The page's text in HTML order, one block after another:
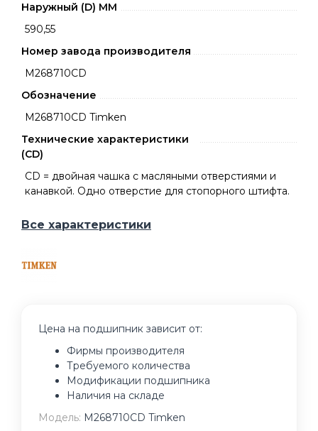
Наружный (D) ММ
590,55
Номер завода производителя
M268710CD
Обозначение
M268710CD Timken
Технические характеристики
(CD)
CD = двойная чашка с масляными отверстиями и
канавкой. Одно отверстие для стопорного штифта.
Все характеристики
Цена на подшипник зависит от:
Фирмы производителя
Требуемого количества
Модификации подшипника
Наличия на складе
Модель: M268710CD Timken